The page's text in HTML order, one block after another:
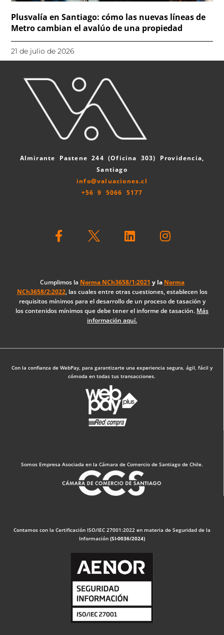
Plusvalía en Santiago: cómo las nuevas líneas de
Metro cambian el avalúo de una propiedad
21 de julio de 2026
Almirante Pastene 244 (Oficina 303) Providencia,
Santiago
info@valuaciones.cl
+56 9 5066 5177
a
o
o
k
i
d
i
n
n
g
r
a
Cumplimos la Norma NCh3658/1:2021 y la Norma
NCh3658/2:2022, las cuales entre otras cuestiones, establecen los
requisitos mínimos para el desarrollo de un proceso de tasación y
los contenidos mínimos que debe tener el informe de tasación. Más
información aquí.
Con la confianza de WebPay, para garantizarte una experiencia segura, ágil, fácil y
cómoda en todas tus transacciones.
Somos Empresa Asociada en la Cámara de Comercio de Santiago de Chile.
Contamos con la Certificación ISO/IEC 27001:2022 en materia de Seguridad de la
Información (SI-0036/2024)